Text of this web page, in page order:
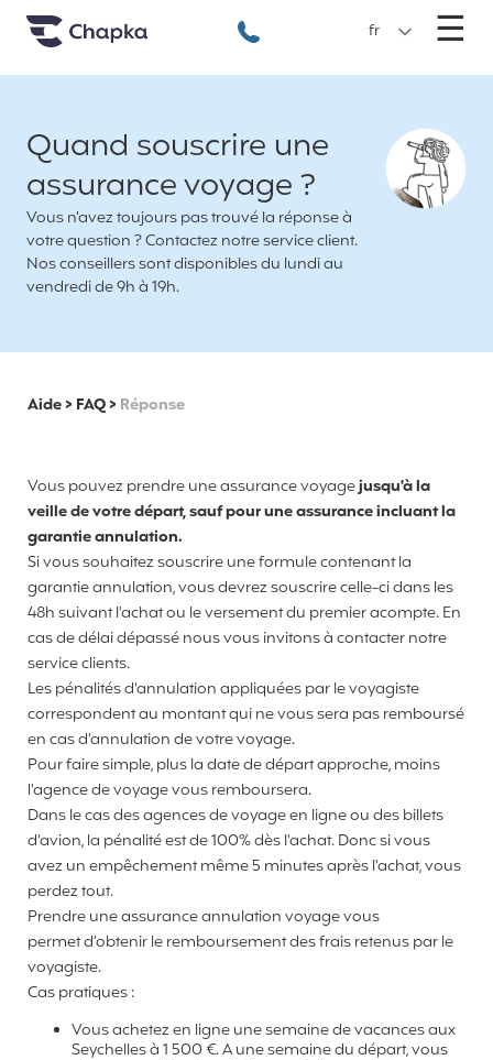
Chapka Assurances Voyages
+33 1 74 85 50 50
fr ☰
Quand souscrire une
assurance voyage ?
Vous n’avez toujours pas trouvé la réponse à
votre question ? Contactez notre service client.
Nos conseillers sont disponibles du lundi au
vendredi de 9h à 19h.
Aide> FAQ> Réponse
Vous pouvez prendre une assurance voyagejusqu'à la
veille de votre départ, sauf pour une assurance incluant la
garantie annulation.
Si vous souhaitez souscrire une formule contenant la
garantie annulation, vous devrez souscrire celle-ci dans les
48hsuivant l'achat ou le versement du premier acompte.En
cas de délai dépassé nous vous invitons à contacter notre
service clients.
Les pénalités d'annulation appliquées par le voyagiste
correspondent au montant qui ne vous sera pas remboursé
en cas d'annulation de votre voyage.
Pour faire simple, plus la date de départ approche, moins
l'agence de voyage vous remboursera.
Dans le cas des agences de voyage en ligne ou des billets
d'avion, la pénalité est de 100% dès l'achat. Donc si vous
avez un empêchement même 5 minutes après l'achat, vous
perdez tout.
Prendre une assurance annulation voyage vous
permet d’obtenir le remboursement des frais retenus par le
voyagiste.
Cas pratiques :
Vous achetez en ligne une semaine de vacances aux
Seychelles à 1 500 €. A une semaine du départ, vous